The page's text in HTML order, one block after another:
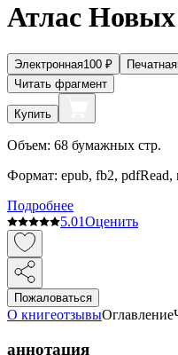
Атлас
Электронная100 ₽ Печатная
Читать фрагмент
Купить
Объем: 68 бумажных стр.
Формат: epub, fb2, pdfRead,
Подробнее
5.01Оценить
Пожаловаться
О книгеотзывыОглавление
аннотация